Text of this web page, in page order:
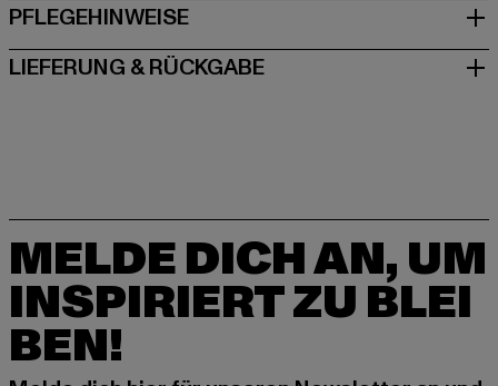
PFLEGEHINWEISE
LIEFERUNG & RÜCKGABE
MELDE DICH AN, UM
INSPIRIERT ZU BLEI
BEN!